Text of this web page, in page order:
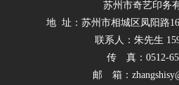
苏州市奇艺印务
地 址：苏州市相城区凤阳路
联系人：朱先生
传 真：0512-
邮 箱：